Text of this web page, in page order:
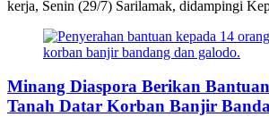
kerja, Senin (29/7) Sarilamak, didampingi
Minang Diaspora Berikan
Tanah Datar Korban Banjir